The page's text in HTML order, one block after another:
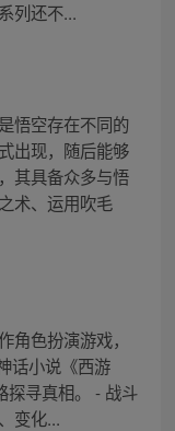
列还不...
悟空存在不同的
出现，随后能够
其具备众多与悟
术、运用吹毛
角色扮演游戏，
话小说《西游
探寻真相。 - 战斗
变化...